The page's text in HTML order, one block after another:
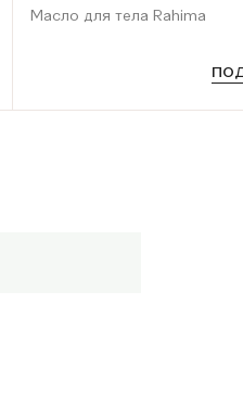
Масло для тела Rahima